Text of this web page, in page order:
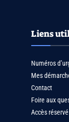
Liens
Numéros
Mes
Contact
Foire aux
Accès réservé